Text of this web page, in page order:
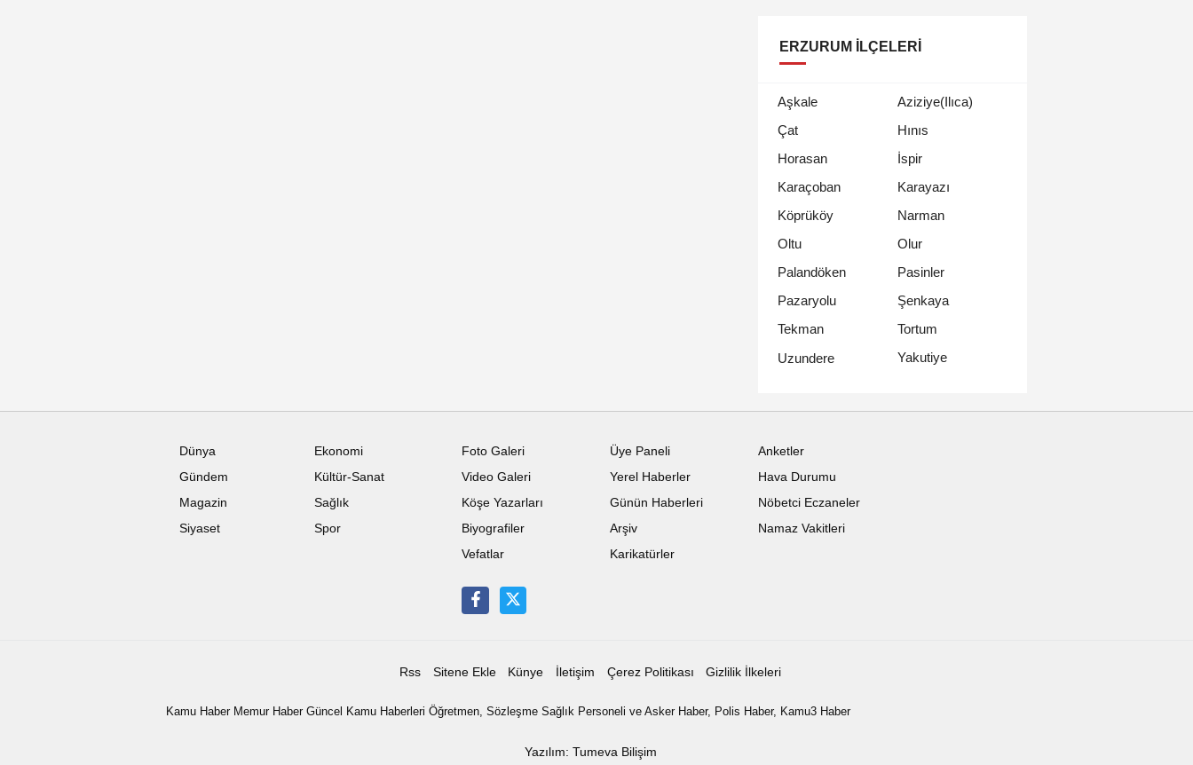
ERZURUM İLÇELERI
Aşkale
Aziziye(Ilıca)
Çat
Hınıs
Horasan
İspir
Karaçoban
Karayazı
Köprüköy
Narman
Oltu
Olur
Palandöken
Pasinler
Pazaryolu
Şenkaya
Tekman
Tortum
Uzundere
Yakutiye
Dünya
Ekonomi
Gündem
Kültür-Sanat
Magazin
Sağlık
Siyaset
Spor
Foto Galeri
Video Galeri
Köşe Yazarları
Biyografiler
Vefatlar
Üye Paneli
Yerel Haberler
Günün Haberleri
Arşiv
Karikatürler
Anketler
Hava Durumu
Nöbetci Eczaneler
Namaz Vakitleri
Rss Sitene Ekle Künye İletişim Çerez Politikası Gizlilik İlkeleri
Kamu Haber Memur Haber Güncel Kamu Haberleri Öğretmen, Sözleşme Sağlık Personeli ve Asker Haber, Polis Haber, Kamu3 Haber
Yazılım: Tumeva Bilişim